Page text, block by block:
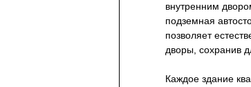
внутренним
подземная
позволяет
дворы, сохранив
Каждое здание